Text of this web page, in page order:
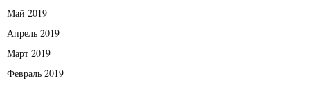
Май 2019
Апрель 2019
Март 2019
Февраль 2019